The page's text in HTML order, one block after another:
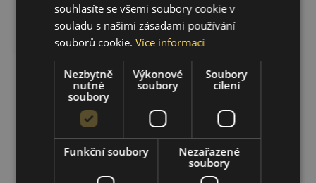
souhlasíte se všemi soubory cookie v
souladu s našimi zásadami používání
souborů cookie.Více informací
Nezbytně
nutné
soubory
Výkonové
soubory
Soubory
cílení
Funkční soubory
Nezařazené
soubory